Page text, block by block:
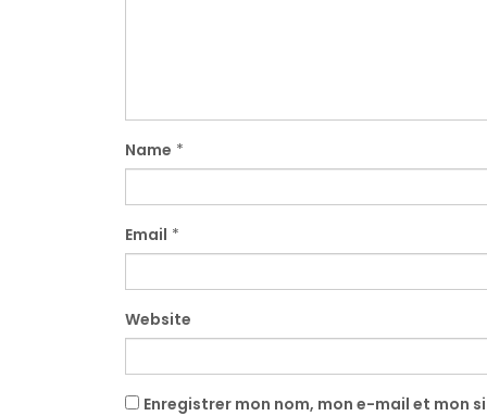
Name *
Email *
Website
Enregistrer mon nom, mon e-mail et mon